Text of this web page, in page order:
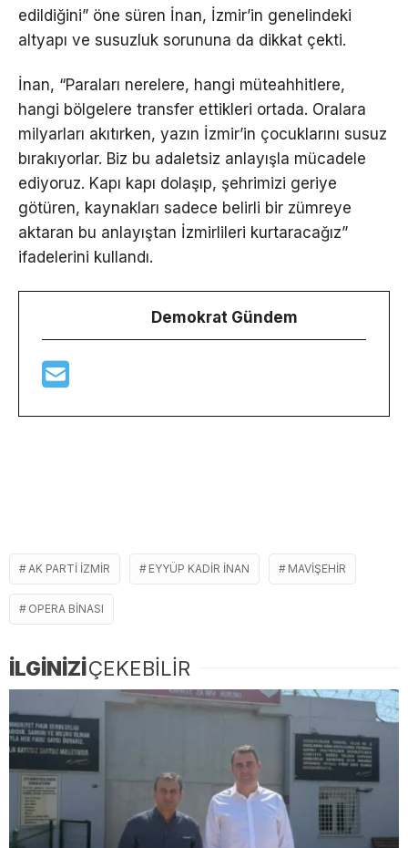
edildiğini” öne süren İnan, İzmir’in genelindeki
altyapı ve susuzluk sorununa da dikkat çekti.
İnan, “Paraları nerelere, hangi müteahhitlere,
hangi bölgelere transfer ettikleri ortada. Oralara
milyarları akıtırken, yazın İzmir’in çocuklarını susuz
bırakıyorlar. Biz bu adaletsiz anlayışla mücadele
ediyoruz. Kapı kapı dolaşıp, şehrimizi geriye
götüren, kaynakları sadece belirli bir zümreye
aktaran bu anlayıştan İzmirlileri kurtaracağız”
ifadelerini kullandı.
Demokrat Gündem
AK PARTI IZMIR EYYÜP KADIR INAN MAVIŞEHIR
OPERA BINASI
İLGİNİZİÇEKEBİLİR